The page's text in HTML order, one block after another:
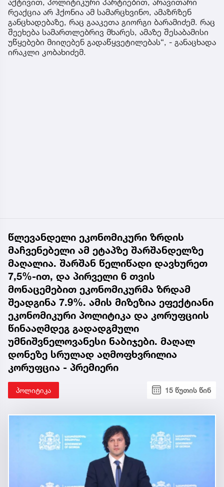
რეაქცია არ ჰქონია ამ სამარცხვინო, ამაზრზენ
განცხადებაზე, რაც გააკეთა გიორგი ბარამიძემ. რაც
შეეხება სამართლებრივ მხარეს, ამაზე შესაბამისი
უწყებები მიიღებენ გადაწყვეტილებას“, - განაცხადა
ირაკლი კობახიძემ.
წლევანდელი ეკონომიკური ზრდის
მაჩვენებელი ამ ეტაპზე შარშანდელზე
მაღალია. შარშან წელიწადი დავხურეთ
7,5%-ით, და პირველი 6 თვის
მონაცემებით ეკონომიკურმა ზრდამ
შეადგინა 7.9%. ამის მიზეზია ეფექტიანი
ეკონომიკური პოლიტიკა და კორუფციის
წინააღმდეგ გადადგმული
უმნიშვნელოვანესი ნაბიჯები. მაღალ
დონეზე სრულად აღმოფხვრილია
კორუფცია - პრემიერი
პოლიტიკა 15 წუთის წინ